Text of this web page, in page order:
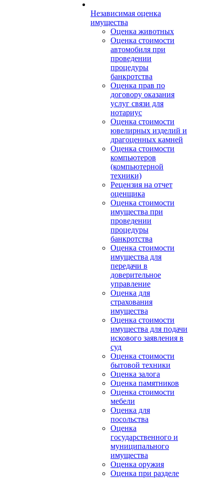
Независимая оценка
имущества
Оценка животных
Оценка стоимости
автомобиля при
проведении
процедуры
банкротства
Оценка прав по
договору оказания
услуг связи для
нотариус
Оценка стоимости
ювелирных изделий и
драгоценных камней
Оценка стоимости
компьютеров
(компьютерной
техники)
Рецензия на отчет
оценщика
Оценка стоимости
имущества при
проведении
процедуры
банкротства
Оценка стоимости
имущества для
передачи в
доверительное
управление
Оценка для
страхования
имущества
Оценка стоимости
имущества для подачи
искового заявления в
суд
Оценка стоимости
бытовой техники
Оценка залога
Оценка памятников
Оценка стоимости
мебели
Оценка для
посольства
Оценка
государственного и
муниципального
имущества
Оценка оружия
Оценка при разделе